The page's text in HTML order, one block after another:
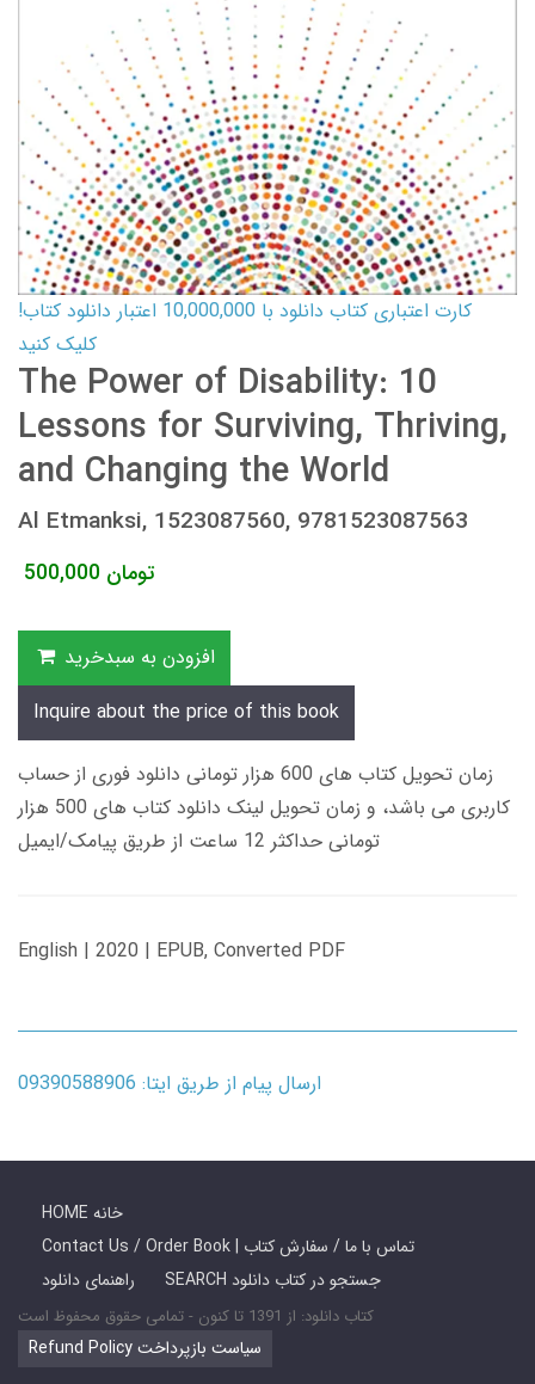
کارت اعتباری کتاب دانلود با 10,000,000 اعتبار دانلود کتاب!
کلیک کنید
The Power of Disability: 10
Lessons for Surviving, Thriving,
and Changing the World
Al Etmanksi, 1523087560, 9781523087563
500,000 تومان
افزودن به سبدخرید
Inquire about the price of this book
زمان تحویل کتاب های 600 هزار تومانی دانلود فوری از حساب
کاربری می باشد، و زمان تحویل لینک دانلود کتاب های 500 هزار
تومانی حداکثر 12 ساعت از طریق پیامک/ایمیل
English | 2020 | EPUB, Converted PDF
ارسال پیام از طریق ایتا: 09390588906
HOME خانه
Contact Us / Order Book | تماس با ما / سفارش کتاب
راهنمای دانلود
SEARCH جستجو در کتاب دانلود
کتاب دانلود: از 1391 تا کنون - تمامی حقوق محفوظ است
Refund Policy سیاست بازپرداخت